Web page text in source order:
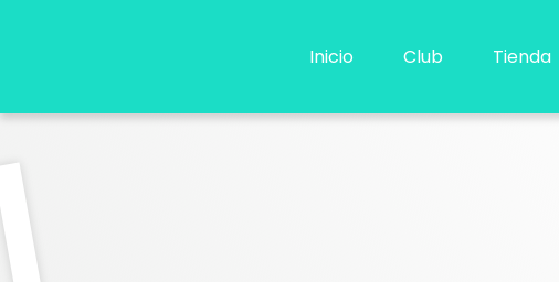
Inicio Club Tienda